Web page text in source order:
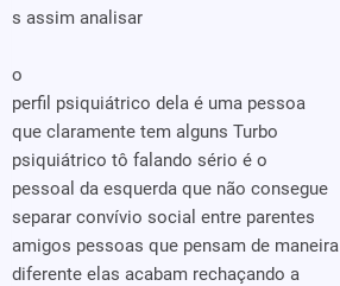
s assim analisar
o
perfil psiquiátrico dela é uma pessoa
que claramente tem alguns Turbo
psiquiátrico tô falando sério é o
pessoal da esquerda que não consegue
separar convívio social entre parentes
amigos pessoas que pensam de maneira
diferente elas acabam rechaçando a